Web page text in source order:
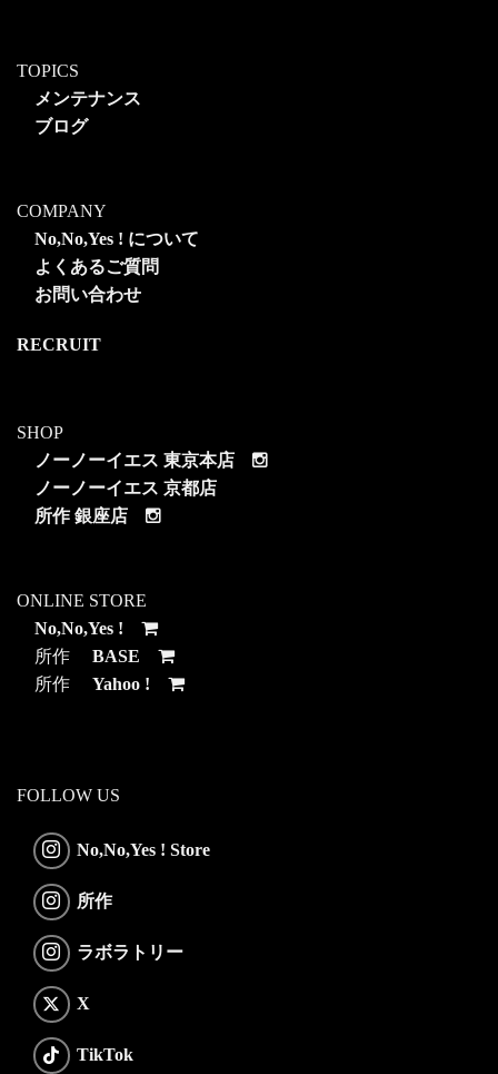
TOPICS
メンテナンス
ブログ
COMPANY
No,No,Yes ! について
よくあるご質問
お問い合わせ
RECRUIT
SHOP
ノーノーイエス 東京本店
ノーノーイエス 京都店
所作 銀座店
ONLINE STORE
No,No,Yes !
所作 BASE
所作 Yahoo !
FOLLOW US
No,No,Yes ! Store
所作
ラボラトリー
X
TikTok